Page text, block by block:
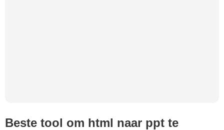
Beste tool om html naar ppt te